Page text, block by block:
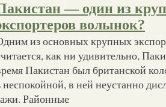
— один из
волынок?
из основных крупных
как ни удивительно,
Пакистан был британской
в ней неустанно
Районные